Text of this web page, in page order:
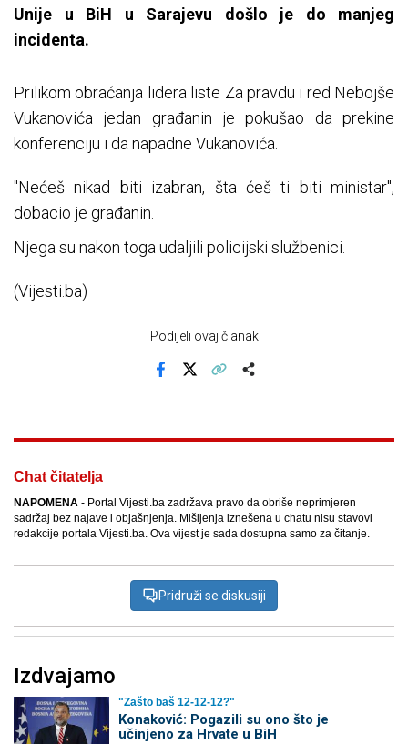
Unije u BiH u Sarajevu došlo je do manjeg
incidenta.
Prilikom obraćanja lidera liste Za pravdu i red Nebojše
Vukanovića jedan građanin je pokušao da prekine
konferenciju i da napadne Vukanovića.
"Nećeš nikad biti izabran, šta ćeš ti biti ministar",
dobacio je građanin.
Njega su nakon toga udaljili policijski službenici.
(Vijesti.ba)
Podijeli ovaj članak
Facebook
Chat čitatelja
NAPOMENA - Portal Vijesti.ba zadržava pravo da obriše neprimjeren
sadržaj bez najave i objašnjenja. Mišljenja iznešena u chatu nisu stavovi
redakcije portala Vijesti.ba. Ova vijest je sada dostupna samo za čitanje.
Pridruži se diskusiji
Izdvajamo
"Zašto baš 12-12-12?"
Konaković: Pogazili su ono što je
učinjeno za Hrvate u BiH